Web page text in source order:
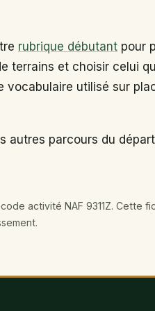
rubrique débutant pour
terrains et choisir celui
vocabulaire utilisé sur
autres parcours du
activité NAF 9311Z. Cette